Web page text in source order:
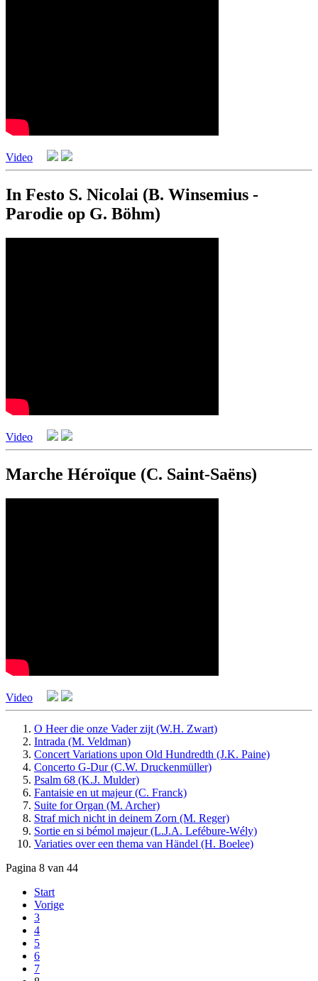
Video
In Festo S. Nicolai (B. Winsemius -
Parodie op G. Böhm)
Video
Marche Héroïque (C. Saint-Saëns)
Video
O Heer die onze Vader zijt (W.H. Zwart)
Intrada (M. Veldman)
Concert Variations upon Old Hundredth (J.K. Paine)
Concerto G-Dur (C.W. Druckenmüller)
Psalm 68 (K.J. Mulder)
Fantaisie en ut majeur (C. Franck)
Suite for Organ (M. Archer)
Straf mich nicht in deinem Zorn (M. Reger)
Sortie en si bémol majeur (L.J.A. Lefébure-Wély)
Variaties over een thema van Händel (H. Boelee)
Pagina 8 van 44
Start
Vorige
3
4
5
6
7